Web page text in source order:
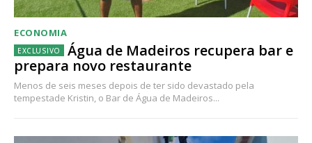
ECONOMIA
Água de Madeiros recupera bar e
prepara novo restaurante
Menos de seis meses depois de ter sido devastado pela
tempestade Kristin, o Bar de Água de Madeiros...